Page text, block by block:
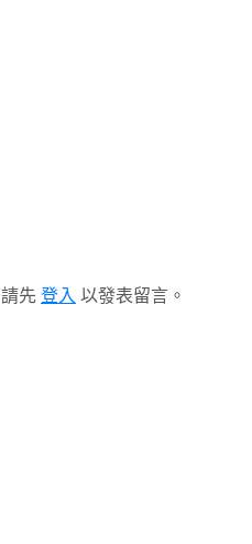
請先 登入 以發表留言。